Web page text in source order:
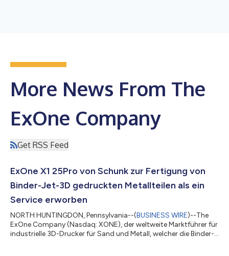
More News From The
ExOne Company
Get RSS Feed
ExOne X1 25Pro von Schunk zur Fertigung von
Binder-Jet-3D gedruckten Metallteilen als ein
Service erworben
NORTH HUNTINGDON, Pennsylvania--(BUSINESS WIRE)--The
ExOne Company (Nasdaq: XONE), der weltweite Marktführer für
industrielle 3D-Drucker für Sand und Metall, welcher die Binder-